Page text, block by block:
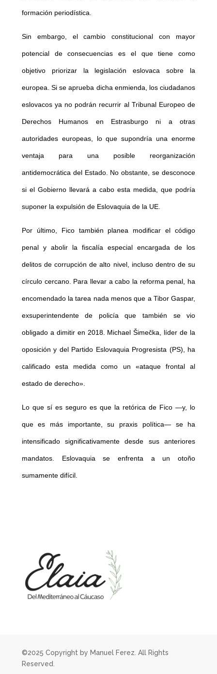
formación periodística.
Sin embargo, el cambio constitucional con mayor
potencial de consecuencias es el que tiene como
objetivo priorizar la legislación eslovaca sobre la
europea. Si se aprueba dicha enmienda, los ciudadanos
eslovacos ya no podrán recurrir al Tribunal Europeo de
Derechos Humanos en Estrasburgo ni a otras
autoridades europeas, lo que supondría una enorme
ventaja para una posible reorganización
antidemocrática del Estado. No obstante, se desconoce
si el Gobierno llevará a cabo esta medida, que podría
suponer la expulsión de Eslovaquia de la UE.
Por último, Fico también planea modificar el código
penal y abolir la fiscalía especial encargada de los
delitos de corrupción de alto nivel, incluso dentro de su
círculo cercano. Para llevar a cabo la reforma penal, ha
encomendado la tarea nada menos que a Tibor Gaspar,
exsuperintendente de policía que también se vio
obligado a dimitir en 2018. Michael Šimečka, líder de la
oposición y del Partido Eslovaquia Progresista (PS), ha
calificado esta medida como un «ataque frontal al
estado de derecho».
Lo que sí es seguro es que la retórica de Fico —y, lo
que es más importante, su praxis política— se ha
intensificado significativamente desde sus anteriores
mandatos. Eslovaquia se enfrenta a un otoño
sumamente difícil.
©2025 Copyright by Manuel Ferez. All Rights
Reserved.